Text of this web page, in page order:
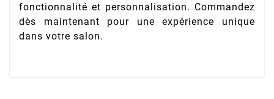
fonctionnalité et personnalisation. Commandez
dès maintenant pour une expérience unique
dans votre salon.